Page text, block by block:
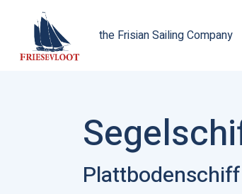
the Frisian Sailing Company